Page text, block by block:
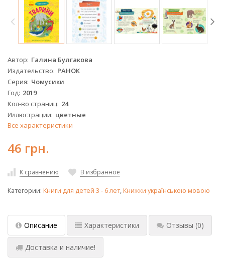
Автор Галина Булгакова
Издательство РАНОК
Серия Чомусики
Год 2019
Кол-во страниц 24
Иллюстрации цветные
Все характеристики
46 грн.
К сравнению В избранное
Категории: Книги для детей 3 - 6 лет,Книжки українською мовою
Описание Характеристики Отзывы (0)
Доставка и наличие!